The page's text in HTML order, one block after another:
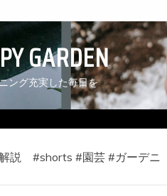
GARDEN
ング充実した毎日を
解説 #shorts #園芸 #ガーデニ